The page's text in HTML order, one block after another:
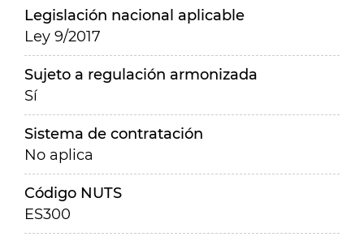
Legislación nacional aplicable
Ley 9/2017
Sujeto a regulación armonizada
Sí
Sistema de contratación
No aplica
Código NUTS
ES300